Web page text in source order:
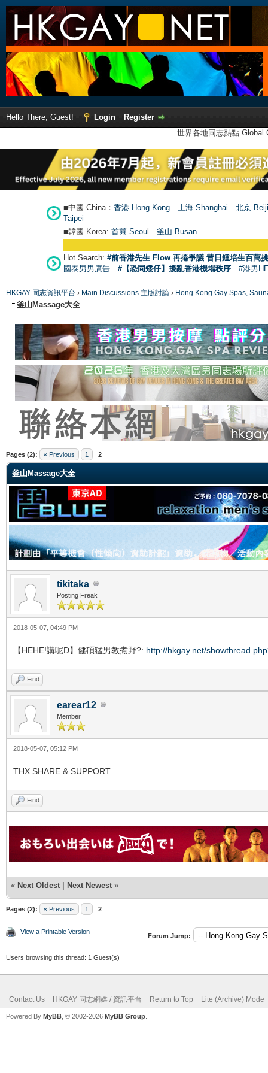
Hello There, Guest! Login
Register
世界各地同志熱點
■中國 China： 香港 Hong Kong 上海 Shanghai
北京
Taipei
■韓國 Korea: 首爾 Seoul 釜山 Busan
Hot Search: #前香港先生 Flow 再捲爭議 昔日鍾培生百萬
國泰男男廣告
#【恐同矮仔】擾亂香港機場秩序 #港男
HKGAY 同志資訊平台 › Main Discussions 主版討論 › Hong Kong Gay Spas,
釜山Massage大全
Pages (2): « Previous 1 2
釜山Massage大全
tikitaka
Posting Freak
2018-05-07, 04:49 PM
【HEHE!講呢D】健碩猛男教煮野?: http://hkgay.net/
Find
earear12
Member
2018-05-07, 05:12 PM
THX SHARE & SUPPORT
Find
« Next Oldest | Next Newest »
Pages (2): « Previous 1 2
View a Printable Version
Forum Jump:
Users browsing this thread: 1 Guest(s)
Contact Us HKGAY 同志網媒 / 資訊平台 Return to Top Lite (Archive) Mode
Powered By MyBB , © 2002-2026 MyBB Group